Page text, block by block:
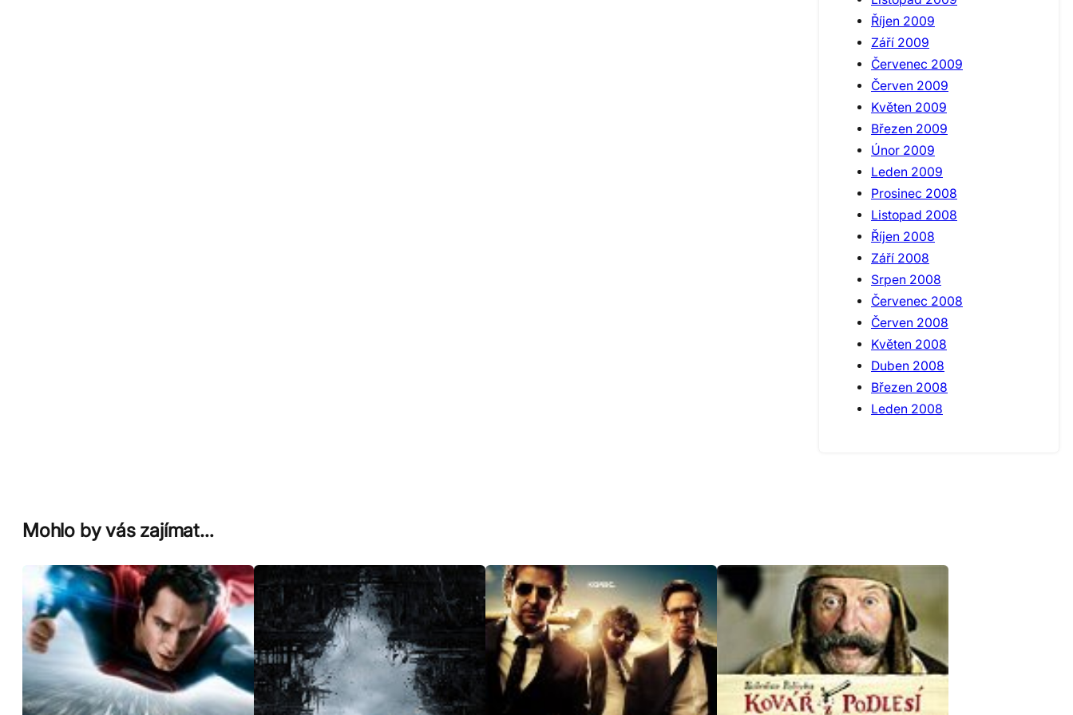
Říjen 2009
Září 2009
Červenec 2009
Červen 2009
Květen 2009
Březen 2009
Únor 2009
Leden 2009
Prosinec 2008
Listopad 2008
Říjen 2008
Září 2008
Srpen 2008
Červenec 2008
Červen 2008
Květen 2008
Duben 2008
Březen 2008
Leden 2008
Mohlo by vás zajímat…